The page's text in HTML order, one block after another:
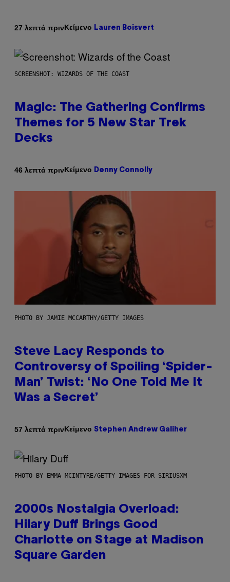
27 λεπτά πρινΚείμενο Lauren Boisvert
SCREENSHOT: WIZARDS OF THE COAST
Magic: The Gathering Confirms
Themes for 5 New Star Trek
Decks
46 λεπτά πρινΚείμενο Denny Connolly
PHOTO BY JAMIE MCCARTHY/GETTY IMAGES
Steve Lacy Responds to
Controversy of Spoiling ‘Spider-
Man’ Twist: ‘No One Told Me It
Was a Secret’
57 λεπτά πρινΚείμενο Stephen Andrew Galiher
PHOTO BY EMMA MCINTYRE/GETTY IMAGES FOR SIRIUSXM
2000s Nostalgia Overload:
Hilary Duff Brings Good
Charlotte on Stage at Madison
Square Garden